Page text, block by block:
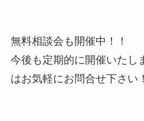
無料相談会も開催中！！
今後も定期的に開催いたし
はお気軽にお問合せ下さい